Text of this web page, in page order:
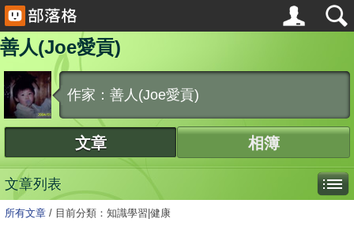
善人(Joe愛貢)
作家：善人(Joe愛貢)
文章 相簿
文章列表
所有文章 / 目前分類：知識學習|健康